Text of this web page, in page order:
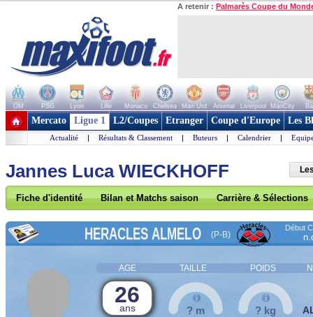
A retenir : Palmarès Coupe du
OM PSG Lyon Lille Monaco Chelsea Man Utd Arsenal Liverpool ManCity
+ de clubs
Mercato Ligue 1 L2/Coupes Etranger Coupe d'Europe Les
Actualité | Résultats & Classement | Buteurs | Calendrier |
Jannes Luca WIECKHOFF
Fiche d'identité Bilan et Matchs saison Carrière & Sélections
HERACLES ALMELO (P-B)
Début
AGE TAILLE POIDS
26
ans ? m ? kg